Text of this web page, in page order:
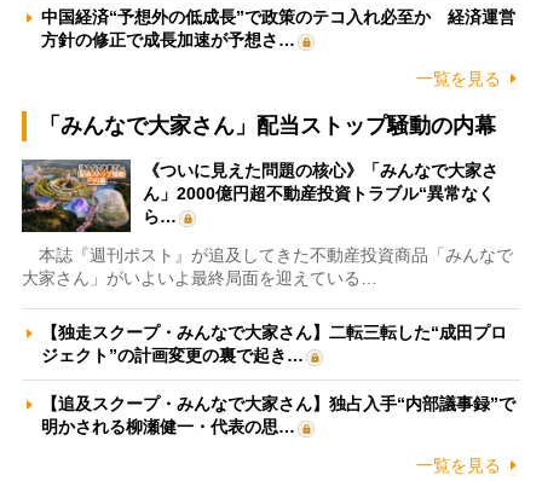
中国経済“予想外の低成長”で政策のテコ入れ必至か 経済運営
方針の修正で成長加速が予想さ…
一覧を見る
「みんなで大家さん」配当ストップ騒動の内幕
《ついに見えた問題の核心》「みんなで大家さ
ん」2000億円超不動産投資トラブル“異常なく
ら…
本誌『週刊ポスト』が追及してきた不動産投資商品「みんなで
大家さん」がいよいよ最終局面を迎えている…
【独走スクープ・みんなで大家さん】二転三転した“成田プロ
ジェクト”の計画変更の裏で起き…
【追及スクープ・みんなで大家さん】独占入手“内部議事録”で
明かされる柳瀬健一・代表の思…
一覧を見る